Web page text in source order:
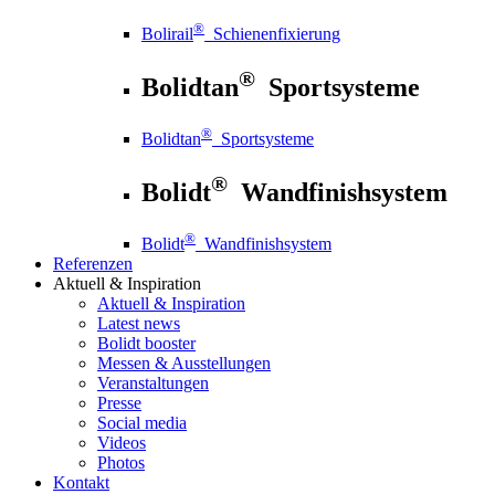
Bolirail® Schienenfixierung
Bolidtan® Sportsysteme
Bolidtan® Sportsysteme
Bolidt® Wandfinishsystem
Bolidt® Wandfinishsystem
Referenzen
Aktuell & Inspiration
Aktuell & Inspiration
Latest news
Bolidt booster
Messen & Ausstellungen
Veranstaltungen
Presse
Social media
Videos
Photos
Kontakt